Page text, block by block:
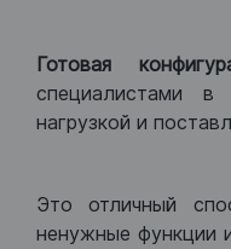
Готовая
специалистами в
нагрузкой и
Это отличный
ненужные функции